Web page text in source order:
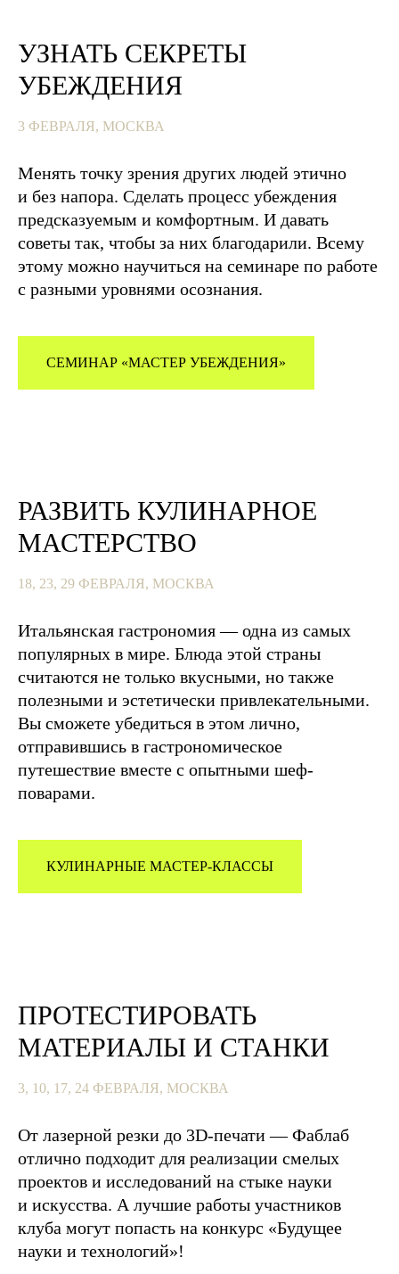
УЗНАТЬ СЕКРЕТЫ
УБЕЖДЕНИЯ
3 ФЕВРАЛЯ, МОСКВА
Менять точку зрения других людей этично
и без напора. Сделать процесс убеждения
предсказуемым и комфортным. И давать
советы так, чтобы за них благодарили. Всему
этому можно научиться на семинаре по работе
с разными уровнями осознания.
СЕМИНАР «МАСТЕР УБЕЖДЕНИЯ»
РАЗВИТЬ КУЛИНАРНОЕ
МАСТЕРСТВО
18, 23, 29 ФЕВРАЛЯ, МОСКВА
Итальянская гастрономия — одна из самых
популярных в мире. Блюда этой страны
считаются не только вкусными, но также
полезными и эстетически привлекательными.
Вы сможете убедиться в этом лично,
отправившись в гастрономическое
путешествие вместе с опытными шеф-
поварами.
КУЛИНАРНЫЕ МАСТЕР-КЛАССЫ
ПРОТЕСТИРОВАТЬ
МАТЕРИАЛЫ И СТАНКИ
3, 10, 17, 24 ФЕВРАЛЯ, МОСКВА
От лазерной резки до 3D-печати — Фаблаб
отлично подходит для реализации смелых
проектов и исследований на стыке науки
и искусства. А лучшие работы участников
клуба могут попасть на конкурс «Будущее
науки и технологий»!